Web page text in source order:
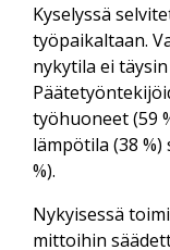
Kyselyssä
työpaikaltaan.
nykytila ei
työhuoneet (59
lämpötila (38
%).
Nykyisessä
mittoihin